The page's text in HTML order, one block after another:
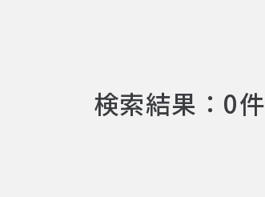
検索結果：0件